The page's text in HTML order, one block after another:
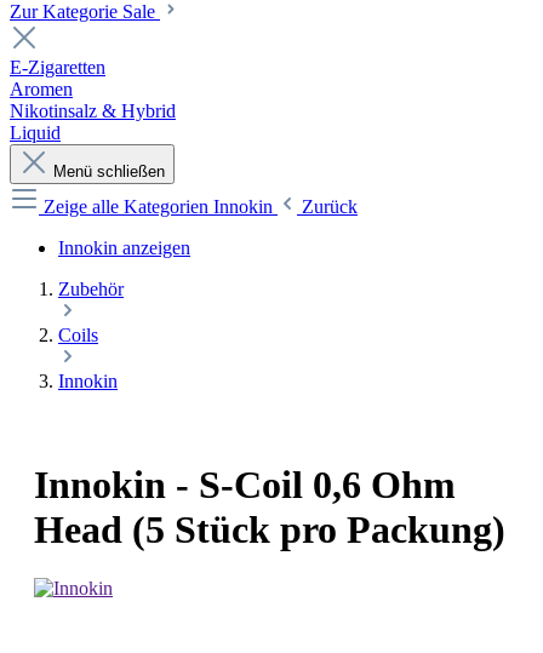
Zur Kategorie Sale
E-Zigaretten
Aromen
Nikotinsalz & Hybrid
Liquid
Menü schließen
Zeige alle Kategorien Innokin
Zurück
Innokin anzeigen
Zubehör
Coils
Innokin
Innokin - S-Coil 0,6 Ohm
Head (5 Stück pro Packung)